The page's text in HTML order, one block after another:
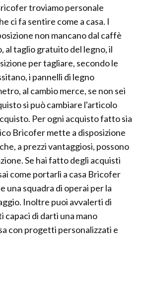
troviamo personale
ci fa sentire come a casa. I
non mancano dal caffè
al taglio gratuito del legno, il
per tagliare, secondo le
i pannelli di legno
al cambio merce, se non sei
si può cambiare l'articolo
Per ogni acquisto fatto sia
Bricofer mette a disposizione
a prezzi vantaggiosi, possono
Se hai fatto degli acquisti
come portarli a casa Bricofer
una squadra di operai per la
Inoltre puoi avvalerti di
di darti una mano
con progetti personalizzati e